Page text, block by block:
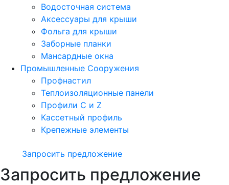
Водосточная система
Аксессуары для крыши
Фольга для крыши
Заборные планки
Мансардные окна
Промышленные Сооружения
Профнастил
Теплоизоляционные панели
Профили C и Z
Кассетный профиль
Крепежные элементы
Запросить предложение
Запросить предложение